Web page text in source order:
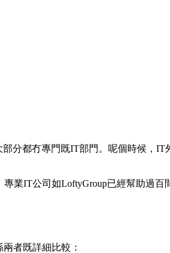
分都冇專門既IT部門。呢個時候，IT
業IT公司如LoftyGroup已經幫助過百
者既詳細比較：